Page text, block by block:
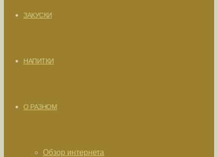
ЗАКУСКИ
НАПИТКИ
О РАЗНОМ
Обзор интернета